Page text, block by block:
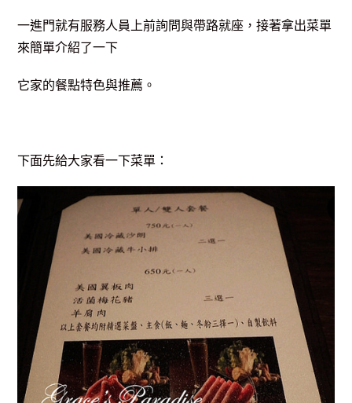
一進門就有服務人員上前詢問與帶路就座，接著拿出菜單
來簡單介紹了一下
它家的餐點特色與推薦。
下面先給大家看一下菜單：